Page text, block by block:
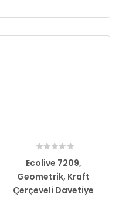
Ecolive 7209,
Geometrik, Kraft
Çerçeveli Davetiye